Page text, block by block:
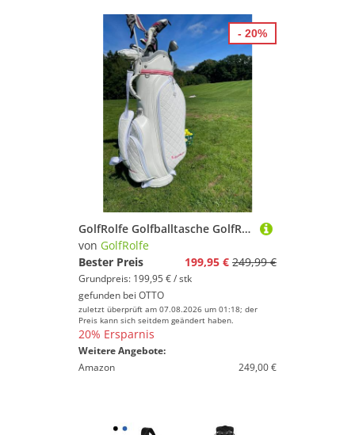
GolfRolfe Golfballtasche GolfRolfe Golfbag - Design Golftasche Caddybag
von GolfRolfe
Bester Preis
199,95 € 249,99 €
Grundpreis: 199,95 € / stk
gefunden bei OTTO
zuletzt überprüft am 07.08.2026 um 01:18; der
Preis kann sich seitdem geändert haben.
20% Ersparnis
Weitere Angebote:
Amazon
249,00 €
- 20%